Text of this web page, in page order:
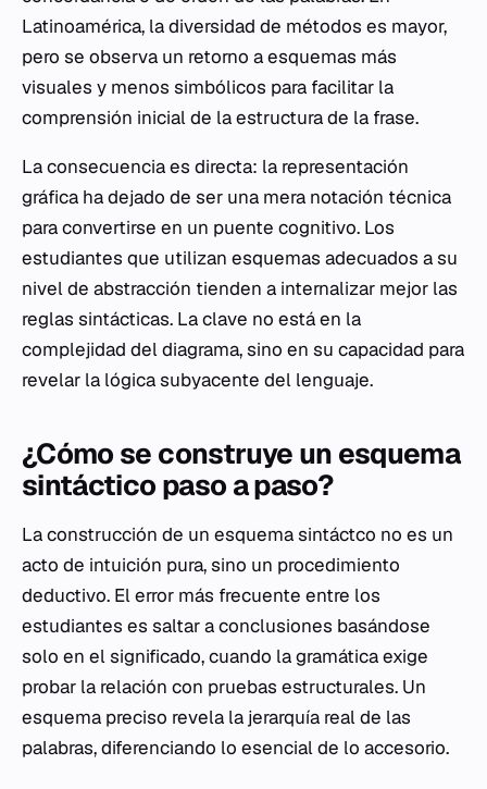
Latinoamérica, la diversidad de métodos es mayor,
pero se observa un retorno a esquemas más
visuales y menos simbólicos para facilitar la
comprensión inicial de la estructura de la frase.
La consecuencia es directa: la representación
gráfica ha dejado de ser una mera notación técnica
para convertirse en un puente cognitivo. Los
estudiantes que utilizan esquemas adecuados a su
nivel de abstracción tienden a internalizar mejor las
reglas sintácticas. La clave no está en la
complejidad del diagrama, sino en su capacidad para
revelar la lógica subyacente del lenguaje.
¿Cómo se construye un esquema
sintáctico paso a paso?
La construcción de un esquema sintáctco no es un
acto de intuición pura, sino un procedimiento
deductivo. El error más frecuente entre los
estudiantes es saltar a conclusiones basándose
solo en el significado, cuando la gramática exige
probar la relación con pruebas estructurales. Un
esquema preciso revela la jerarquía real de las
palabras, diferenciando lo esencial de lo accesorio.